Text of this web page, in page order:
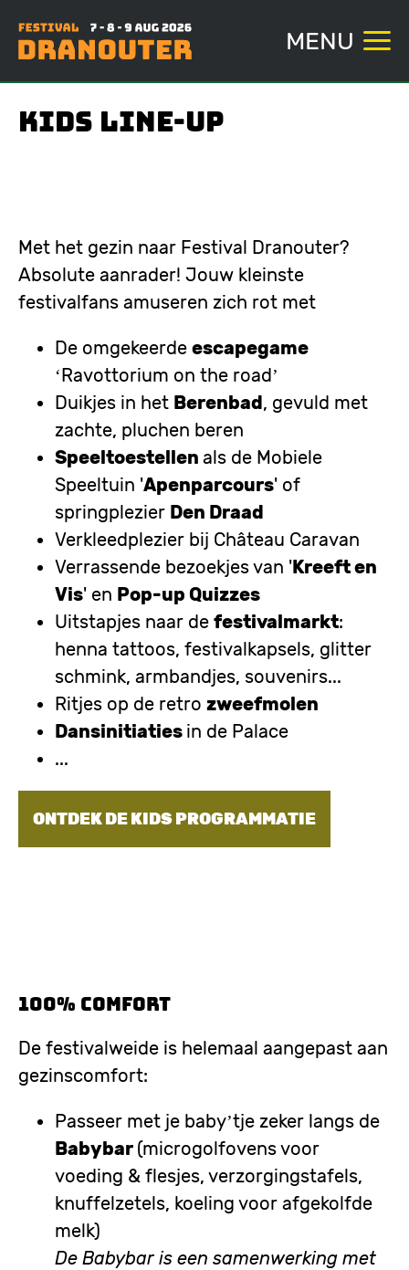
MENU
KIDS line-up
Met het gezin naar Festival Dranouter?
Absolute aanrader! Jouw kleinste
festivalfans amuseren zich rot met
De omgekeerde escapegame
‘Ravottorium on the road’
Duikjes in het Berenbad, gevuld met
zachte, pluchen beren
Speeltoestellen als de Mobiele
Speeltuin 'Apenparcours' of
springplezier Den Draad
Verkleedplezier bij Château Caravan
Verrassende bezoekjes van 'Kreeft en
Vis' en Pop-up Quizzes
Uitstapjes naar de festivalmarkt:
henna tattoos, festivalkapsels, glitter
schmink, armbandjes, souvenirs...
Ritjes op de retro zweefmolen
Dansinitiaties in de Palace
...
ONTDEK DE KIDS PROGRAMMATIE
100% comfort
De festivalweide is helemaal aangepast aan
gezinscomfort:
Passeer met je baby’tje zeker langs de
Babybar (microgolfovens voor
voeding & flesjes, verzorgingstafels,
knuffelzetels, koeling voor afgekolfde
melk)
De Babybar is een samenwerking met